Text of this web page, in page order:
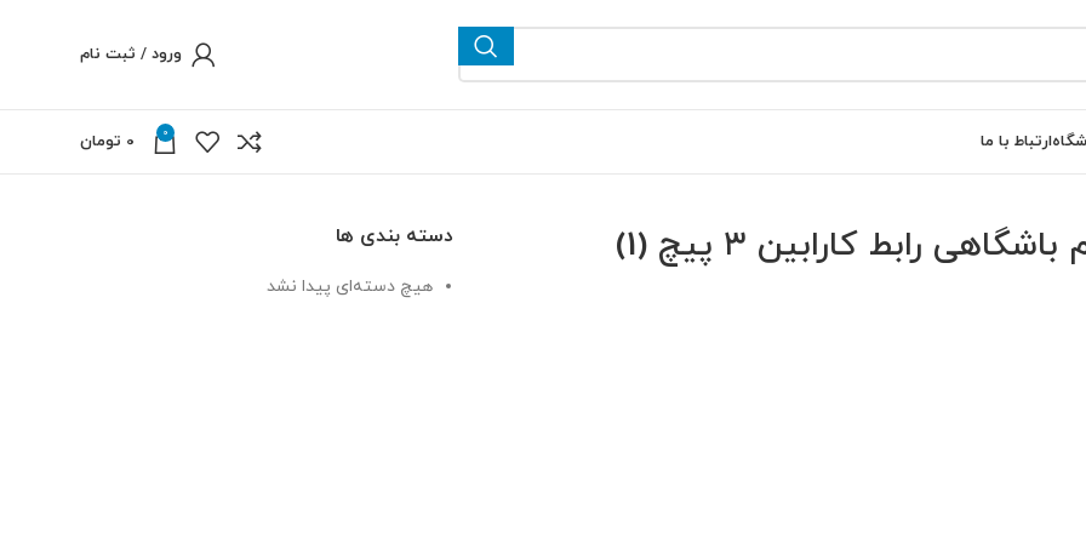
ورود / ثبت نام
ارتباط با ما 0
0 تومان
رابط کارابین ۳ پیچ (1) دسته بندی ها
هیچ دسته‌ای پیدا نشد